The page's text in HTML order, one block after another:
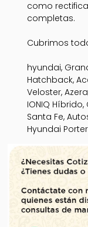
como
completas.
Cubrimos
hyundai,
Hatchback,
Veloster,
IONIQ
Santa Fe,
Hyundai